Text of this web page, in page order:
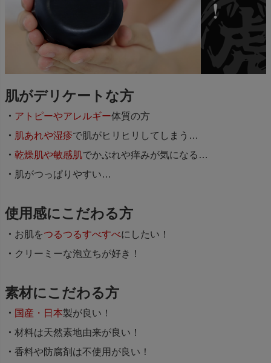
肌がデリケートな方
アトピーやアレルギー体質の方
肌あれや湿疹で肌がヒリヒリしてしまう…
乾燥肌や敏感肌でかぶれや痒みが気になる…
肌がつっぱりやすい…
使用感にこだわる方
お肌をつるつるすべすべにしたい！
クリーミーな泡立ちが好き！
素材にこだわる方
国産・日本製が良い！
材料は天然素地由来が良い！
香料や防腐剤は不使用が良い！